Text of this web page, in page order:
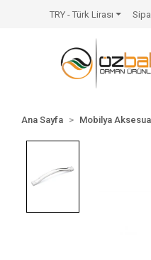
TRY - Türk Lirası
Ana Sayfa Mobilya